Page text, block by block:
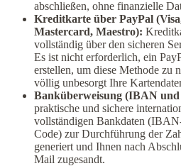
abschließen, ohne finanzielle
Kreditkarte über PayPal
Mastercard, Maestro):
vollständig über den sicheren
Es ist nicht erforderlich, ein
erstellen, um diese Methode zu
völlig unbesorgt Ihre
Banküberweisung (IBAN
praktische und sichere
vollständigen Bankdaten
Code) zur Durchführung der
generiert und Ihnen nach
Mail zugesandt.